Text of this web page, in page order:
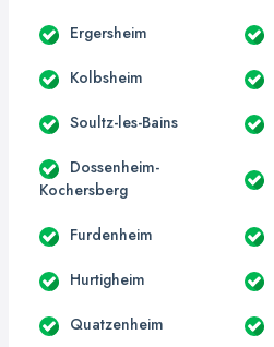
Ergersheim
Kolbsheim
Soultz-les-Bains
Dossenheim-
Kochersberg
Furdenheim
Hurtigheim
Quatzenheim